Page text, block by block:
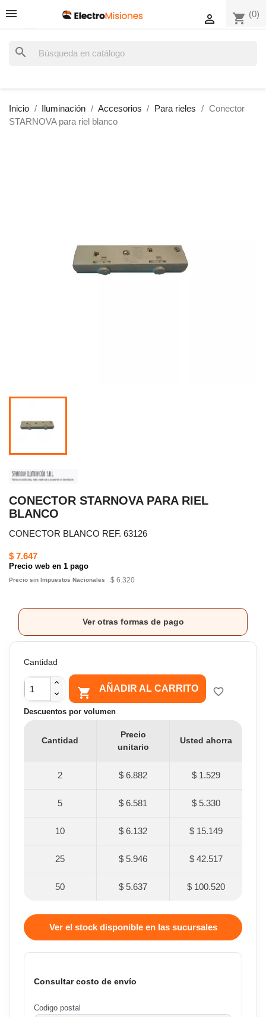
shopping_cart (0)

search
Inicio Iluminación Accesorios Para rieles
Conector
STARNOVA para riel blanco
CONECTOR STARNOVA PARA RIEL
BLANCO
CONECTOR BLANCO REF. 63126
$ 7.647
Precio web en 1 pago
Precio sin Impuestos Nacionales $ 6.320
Ver otras formas de pago
Cantidad
 AÑADIR AL CARRITO favorite_border
Descuentos por volumen
Cantidad
Precio
unitario
Usted ahorra
2 $ 6.882 $ 1.529
5 $ 6.581 $ 5.330
10 $ 6.132 $ 15.149
25 $ 5.946 $ 42.517
50 $ 5.637 $ 100.520
Ver el stock disponible en las sucursales
Consultar costo de envío
Codigo postal